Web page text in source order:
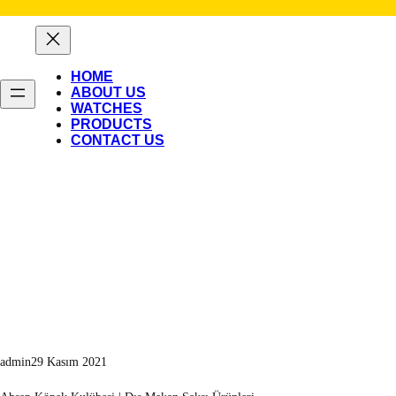
geç
HOME
ABOUT US
WATCHES
PRODUCTS
CONTACT US
admin29 Kasım 2021